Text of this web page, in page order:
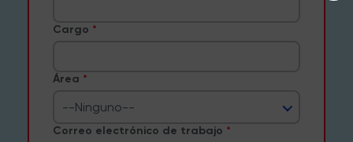
Cargo
Área
--Ninguno--
Correo electrónico de trabajo